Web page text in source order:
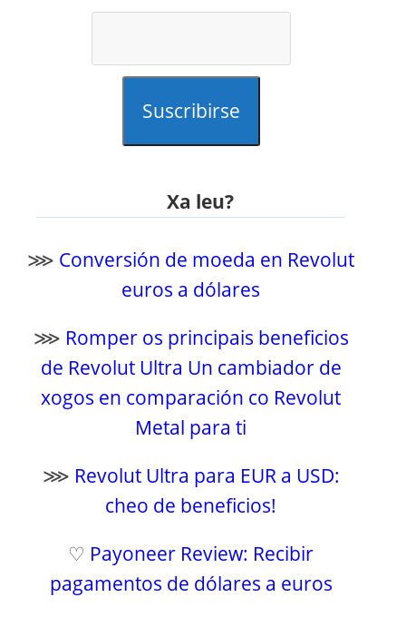
Suscribirse
Xa leu?
⋙ Conversión de moeda en Revolut
euros a dólares
⋙ Romper os principais beneficios
de Revolut Ultra Un cambiador de
xogos en comparación co Revolut
Metal para ti
⋙ Revolut Ultra para EUR a USD:
cheo de beneficios!
♡ Payoneer Review: Recibir
pagamentos de dólares a euros